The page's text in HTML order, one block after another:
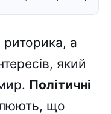
риторика, а
який
Політичні
що